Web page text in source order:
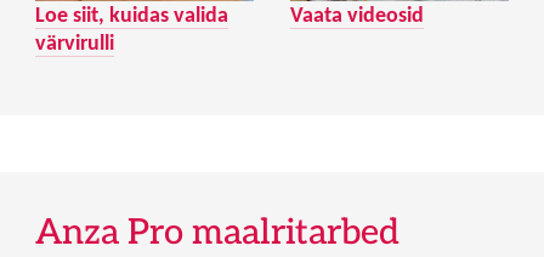
Loe siit, kuidas valida
värvirulli
Vaata videosid
Anza Pro maalritarbed